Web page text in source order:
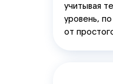
учитывая
уровень,
от